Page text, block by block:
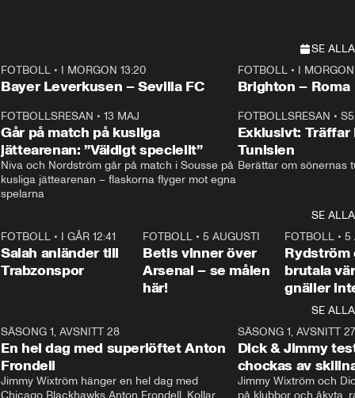
SE ALLA
Plus
FOTBOLL• I MORGON 13:20
Bayer Leverkusen – Sevilla FC
Plus
FOTBOLL• I
Brighton – Roma
FOTBOLLSRESAN • 13 MAJ
Går på match på kusliga
jättearenan: ”Väldigt speciellt”
Niva och Nordström går på match i Sousse på
kusliga jättearenan – flaskorna flyger mot egna
spelarna
FOTBOLLSRESAN •
Exklusivt: Träffar
Tunisien
Berättar om sönernas
SE ALLA
FOTBOLL• I GÅR 12:41
Salah anländer till
Trabzonspor
FOTBOLL •5 AUGUSTI
Betis vinner över
Arsenal – se målen
här!
FOTBOLL •5
Rydström
brutala
gnäller
SE ALLA
Plus
SÄSONG 1, AVSNITT 28
En hel dag med superlöftet Anton
Frondell
Jimmy Wixtröm hänger en hel dag med
Chicago Blackhawks Anton Frondell. Kollar
SÄSONG 1, AVSNITT 27
Dick & Jimmy
chockas av
Jimmy Wixtröm och
på klubbor och åkyta,